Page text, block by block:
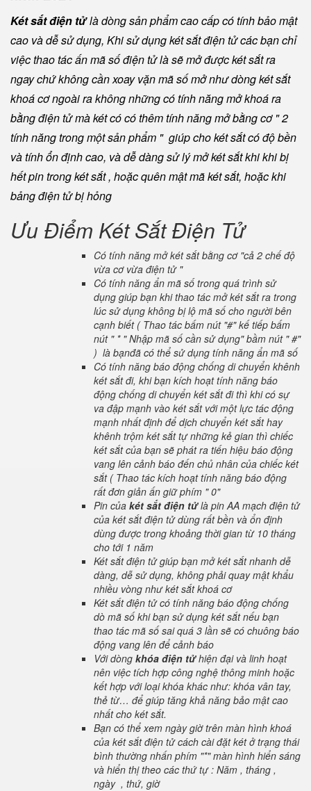
Két sắt điện tửlà dòng sản phẩm cao cấp có tính bảo mật
cao và dễ sử dụng, Khi sử dụng két sắt điện tử các bạn chỉ
việc thao tác ấn mã số điện tử là sẽ mở được két sắt ra
ngay chứ không cần xoay vặn mã số mở như dòng két sắt
khoá cơ ngoài ra không những có tính năng mở khoá ra
bằng điện tử mà két có có thêm tính năng mở bằng cơ " 2
tính năng trong một sản phẩm " giúp cho két sắt có độ bền
và tính ổn định cao, và dễ dàng sử lý mở két sắt khi khi bị
hết pin trong két sắt , hoặc quên mật mã két sắt, hoặc khi
bảng điện tử bị hỏng
Ưu Điểm Két Sắt Điện Tử
Có tính năng mở két sắt bằng cơ "cả 2 chế độ
vừa cơ vừa điện tử "
Có tính năng ẩn mã số trong quá trình sử
dụng giúp bạn khi thao tác mở két sắt ra trong
lúc sử dụng không bị lộ mã số cho người bên
cạnh biết ( Thao tác bấm nút "#" kế tiếp bấm
nút " * " Nhập mã số cần sử dụng" bầm nút " #"
) là bạnđã có thể sử dụng tính năng ẩn mã số
Có tính năng báo động chống di chuyển khênh
két sắt đi, khi bạn kích hoạt tính năng báo
động chống di chuyển két sắt đi thì khi có sự
va đập mạnh vào két sắt với một lực tác động
mạnh nhất định để dịch chuyển két sắt hay
khênh trộm két sắt tự những kẻ gian thì chiếc
két sắt của bạn sẽ phát ra tiến hiệu báo động
vang lên cảnh báo đến chủ nhân của chiếc két
sắt ( Thao tác kích hoạt tính năng báo động
rất đơn giản ấn giữ phím " 0"
Pin của két sắt điện tửlà pin AA mạch điện tử
của két sắt điện tử dùng rất bền và ổn định
dùng được trong khoảng thời gian từ 10 tháng
cho tới 1 năm
Két sắt điện tử giúp bạn mở két sắt nhanh dễ
dàng, dễ sử dụng, không phải quay mật khẩu
nhiều vòng như két sắt khoá cơ
Két sắt điện tử có tính năng báo động chống
dò mã số khi bạn sử dụng két sắt nếu bạn
thao tác mã số sai quá 3 lần sẽ có chuông báo
động vang lên để cảnh báo
Với dòng khóa điện tửhiện đại và linh hoạt
nên việc tích hợp công nghệ thông minh hoặc
kết hợp với loại khóa khác như: khóa vân tay,
thẻ từ… để giúp tăng khả năng bảo mật cao
nhất cho két sắt.
Bạn có thể xem ngày giờ trên màn hình khoá
của két sắt điện tử cách cài đặt két ở trạng thái
bình thường nhấn phím "*" màn hình hiển sáng
và hiển thị theo các thứ tự : Năm , tháng ,
ngày , thứ, giờ